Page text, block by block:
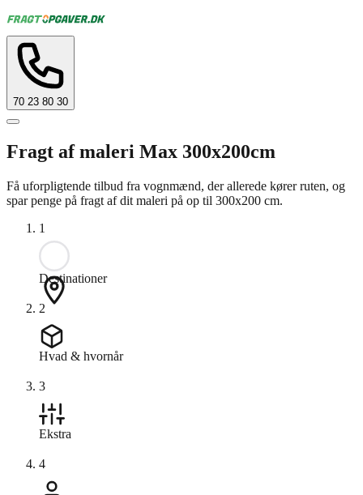
70 23 80 30
Fragt af maleri Max 300x200cm
Få uforpligtende tilbud fra vognmænd, der allerede kører ruten, og
spar penge på fragt af dit maleri på op til 300x200 cm.
1
Destinationer
2
Hvad & hvornår
3
Ekstra
4